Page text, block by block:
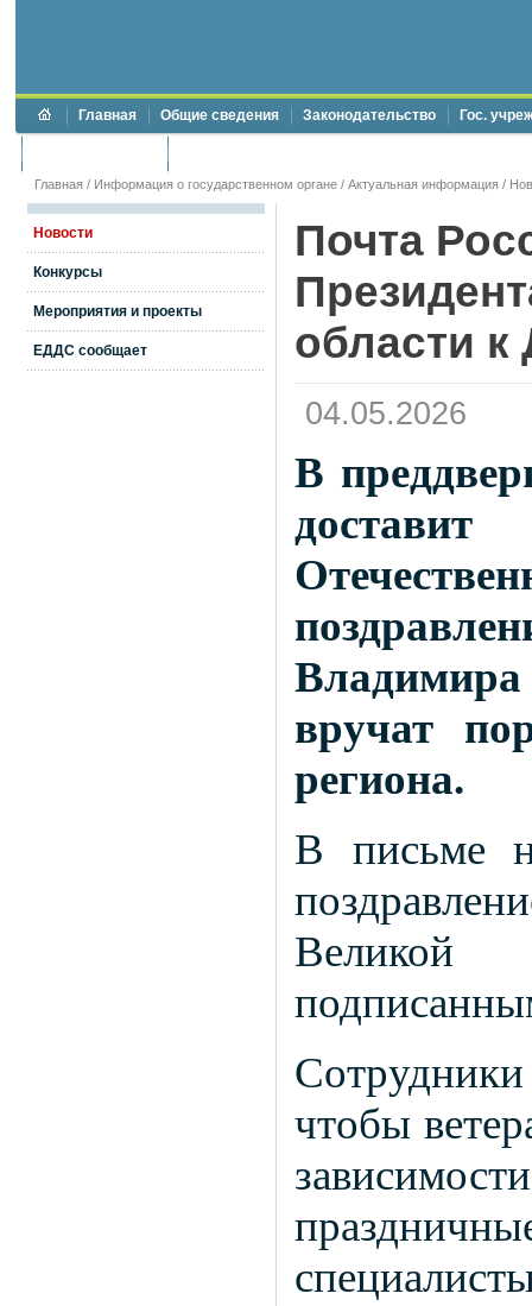
Главная Общие сведения Законодательство Гос.
Главная / Информация о государственном органе / Актуальная информация /
Новости
Конкурсы
Мероприятия и проекты
ЕДДС сообщает
Почта
области
04.05.2026
В
Владимира
вручат
региона.
В письме
Великой
чтобы